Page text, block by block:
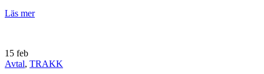
Läs mer
15 feb
Avtal, TRAKK